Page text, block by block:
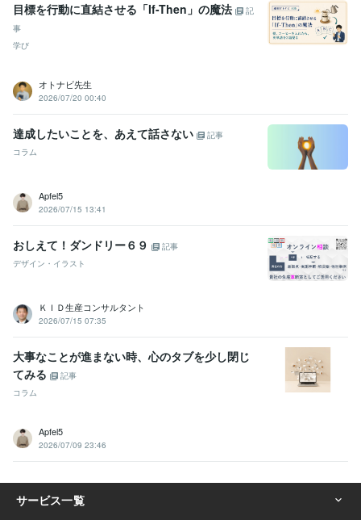
目標を行動に直結させる「If-Then」の魔法
記
事
学び
オトナビ先生
2026/07/20 00:40
達成したいことを、あえて話さない
記事
コラム
Apfel5
2026/07/15 13:41
おしえて！ダンドリー６９
記事
デザイン・イラスト
ＫＩＤ生産コンサルタント
2026/07/15 07:35
大事なことが進まない時、心のタブを少し閉じ
てみる
記事
コラム
Apfel5
2026/07/09 23:46